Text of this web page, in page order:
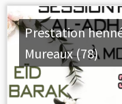
Prestation
Mureaux (78)